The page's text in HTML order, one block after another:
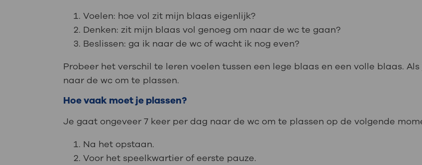
Voelen: hoe vol zit mijn blaas eigenlijk?
Denken: zit mijn blaas vol genoeg om naar de wc te gaan?
Beslissen: ga ik naar de wc of wacht ik nog even?
Probeer het verschil te leren voelen tussen een lege blaas en een volle blaas.
naar de wc om te plassen.
Hoe vaak moet je plassen?
Je gaat ongeveer 7 keer per dag naar de wc om te plassen op de volgende
Na het opstaan.
Voor het speelkwartier of eerste pauze.